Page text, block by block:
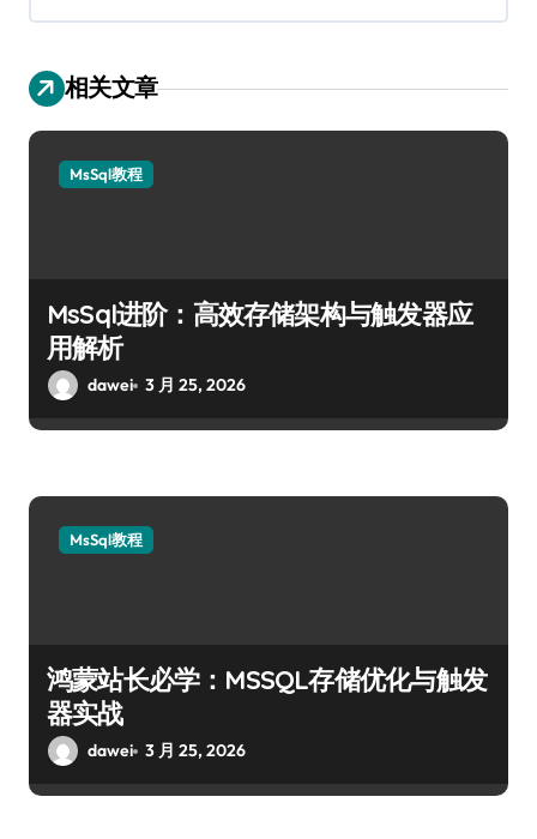
相关文章
MsSql教程
MsSql进阶：高效存储架构与触发器应
用解析
dawei 3 月 25, 2026
MsSql教程
鸿蒙站长必学：MSSQL存储优化与触发
器实战
dawei 3 月 25, 2026